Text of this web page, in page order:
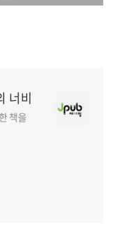
너비
책을